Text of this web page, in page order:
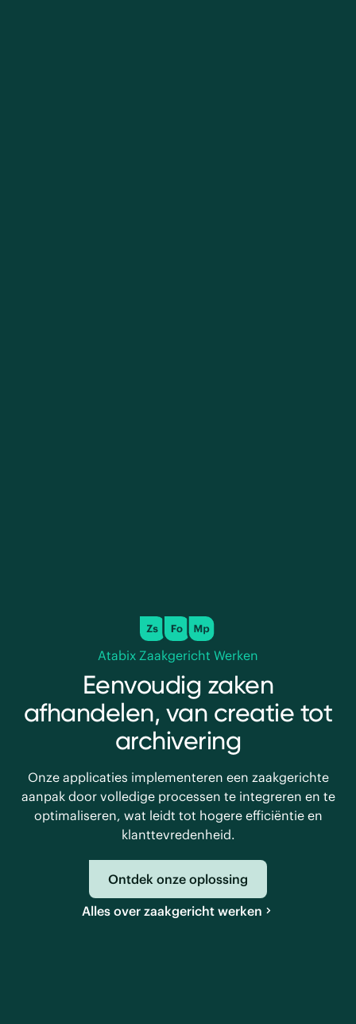
Atabix Zaakgericht Werken
Eenvoudig zaken
afhandelen, van creatie tot
archivering
Onze applicaties implementeren een zaakgerichte
aanpak door volledige processen te integreren en te
optimaliseren, wat leidt tot hogere efficiëntie en
klanttevredenheid.
Ontdek onze oplossing
Alles over zaakgericht werken